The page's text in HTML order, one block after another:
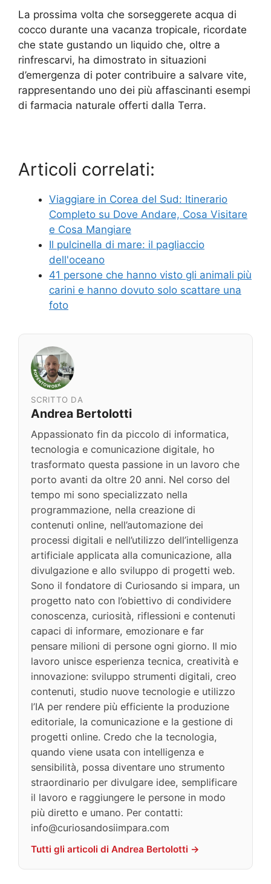
La prossima volta che sorseggerete acqua di
cocco durante una vacanza tropicale, ricordate
che state gustando un liquido che, oltre a
rinfrescarvi, ha dimostrato in situazioni
d’emergenza di poter contribuire a salvare vite,
rappresentando uno dei più affascinanti esempi
di farmacia naturale offerti dalla Terra.
Articoli correlati:
Viaggiare in Corea del Sud: Itinerario
Completo su Dove Andare, Cosa Visitare
e Cosa Mangiare
Il pulcinella di mare: il pagliaccio
dell'oceano
41 persone che hanno visto gli animali più
carini e hanno dovuto solo scattare una
foto
SCRITTO DA
Andrea Bertolotti
Appassionato fin da piccolo di informatica,
tecnologia e comunicazione digitale, ho
trasformato questa passione in un lavoro che
porto avanti da oltre 20 anni. Nel corso del
tempo mi sono specializzato nella
programmazione, nella creazione di
contenuti online, nell’automazione dei
processi digitali e nell’utilizzo dell’intelligenza
artificiale applicata alla comunicazione, alla
divulgazione e allo sviluppo di progetti web.
Sono il fondatore di Curiosando si impara, un
progetto nato con l’obiettivo di condividere
conoscenza, curiosità, riflessioni e contenuti
capaci di informare, emozionare e far
pensare milioni di persone ogni giorno. Il mio
lavoro unisce esperienza tecnica, creatività e
innovazione: sviluppo strumenti digitali, creo
contenuti, studio nuove tecnologie e utilizzo
l’IA per rendere più efficiente la produzione
editoriale, la comunicazione e la gestione di
progetti online. Credo che la tecnologia,
quando viene usata con intelligenza e
sensibilità, possa diventare uno strumento
straordinario per divulgare idee, semplificare
il lavoro e raggiungere le persone in modo
più diretto e umano. Per contatti:
info@curiosandosiimpara.com
Tutti gli articoli di Andrea Bertolotti →